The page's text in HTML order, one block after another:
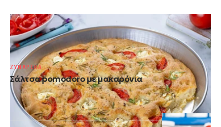
Φοκάτσια γεμιστή
ΨΩΜΙ - ΖΥΜΕΣ
Σάλτσα pomodoro με μακαρόνια
ΖΥΜΑΡΙΚΑ